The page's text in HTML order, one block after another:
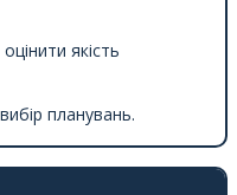
якість
планувань.